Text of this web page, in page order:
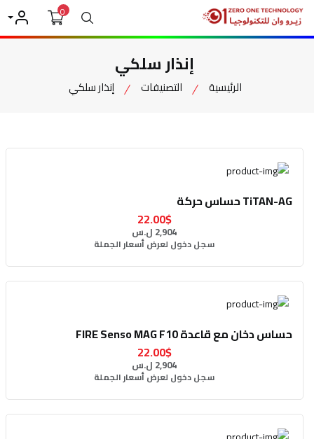
بحث0
حسابي
إنذار سلكي
الرئيسية التصنيفات إنذار سلكي
TiTAN-AG حساس حركة
22.00$
2,904 ل.س
سجل دخول لعرض أسعار الجملة
حساس دخان مع قاعدة FIRE Senso MAG F10
22.00$
2,904 ل.س
سجل دخول لعرض أسعار الجملة